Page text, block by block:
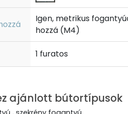
Igen, metrikus
hozzá (M4)
1 furatos
ajánlott bútortípusok